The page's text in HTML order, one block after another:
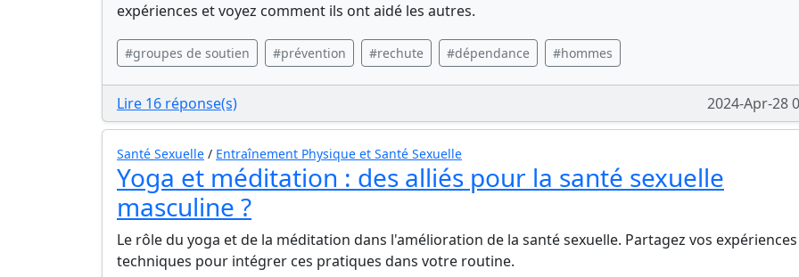
expériences et voyez comment ils ont aidé les autres.
#groupes de soutien #prévention #rechute #dépendance #hommes
Lire 16 réponse(s) 2024-Apr-28
Santé Sexuelle / Entraînement Physique et Santé Sexuelle
Yoga et méditation : des alliés pour la santé sexuelle
masculine ?
Le rôle du yoga et de la méditation dans l'amélioration de la santé sexuelle. Partagez vos
techniques pour intégrer ces pratiques dans votre routine.